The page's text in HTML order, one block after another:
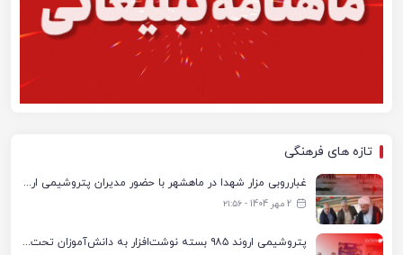
تازه های فرهنگی
غبارروبی مزار شهدا در ماهشهر با حضور مدیران پتروشیمی اروند و مسئولان شهری
2 مهر 1404 - ۲۱:۵۶
پتروشیمی اروند ۹۸۵ بسته نوشت‌افزار به دانش‌آموزان تحت پوشش کمیته امداد بندرماهشهر اهدا کرد